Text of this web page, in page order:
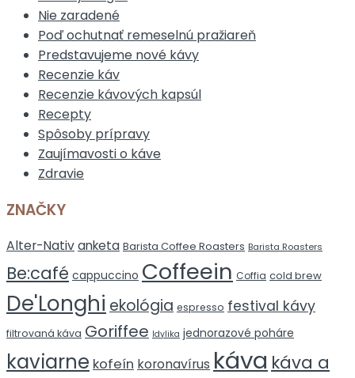
Nie zaradené
Poď ochutnať remeselnú pražiareň
Predstavujeme nové kávy
Recenzie káv
Recenzie kávových kapsúl
Recepty
Spôsoby prípravy
Zaujímavosti o káve
Zdravie
ZNAČKY
Alter-Nativanketa Barista Coffee Roasters Barista Roasters
Be:café cappuccino Coffeein Coffia cold brew
De'Longhi ekológia espresso festival kávy
filtrovaná káva Goriffee Idylika jednorazové poháre
kaviarne kofeín koronavírus káva káva a